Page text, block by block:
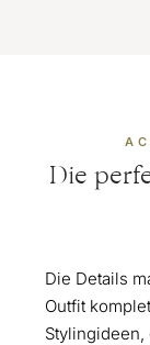
Die
Die Details
Outfit